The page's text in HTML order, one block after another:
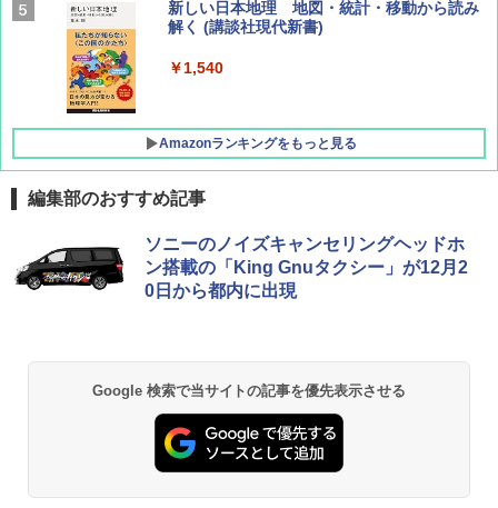
AIRLINE（エアライン）2026年9月号【特
集】ボーイング110周年を祝して！
￥1,760
新しい日本地理 地図・統計・移動から読み
解く (講談社現代新書)
￥1,540
Amazonランキングをもっと見る
[キャンパーズコレクション 山善] ポップアッ
プテント 傘みたいに広げて畳める パッとサ
ッとサンシェード キューブ フルクローズ メ
ッシュ 簡単設置 ワンタッチテント キャンプ
PYKES PEAK (パイクスピーク) 着替えテン
ト プライバシー テント 【中が透けない】 1
人用 折りたたみ 防災グッズ 災害用トイレ ビ
ーチ ピクニック ポップアップテント 携帯 簡
DEWEL パラソル 大型 ビーチ アウトドアパ
ラソル ガーデン サイトシート付 折りたたみ
防水 UVカット 4段階高さ調整 軽量 収納袋付
き
熊撃退スプレー 熊よけスプレー 熊スプレー
【日本企業販売】超強力クマ対策スプレー 30
0ml（連続噴射30秒）110ml（連続噴射15
秒）射程5～10m 安全ロック搭載 携帯収納袋
付き ヒグマ・イノシシ対策 自治体・教育機
編集部のおすすめ記事
ソニーのノイズキャンセリングヘッドホ
ン搭載の「King Gnuタクシー」が12月2
0日から都内に出現
Google 検索で当サイトの記事を優先表示させる